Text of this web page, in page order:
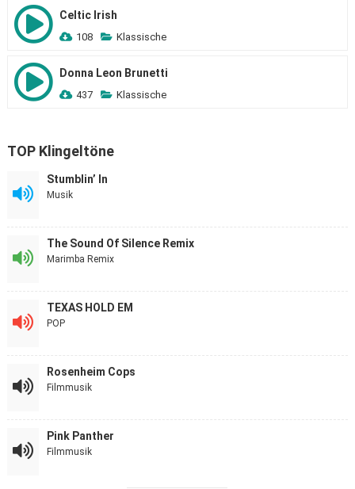
Celtic Irish
108 Klassische
Donna Leon Brunetti
437 Klassische
TOP Klingeltöne
Stumblin’ In
Musik
The Sound Of Silence Remix
Marimba Remix
TEXAS HOLD EM
POP
Rosenheim Cops
Filmmusik
Pink Panther
Filmmusik